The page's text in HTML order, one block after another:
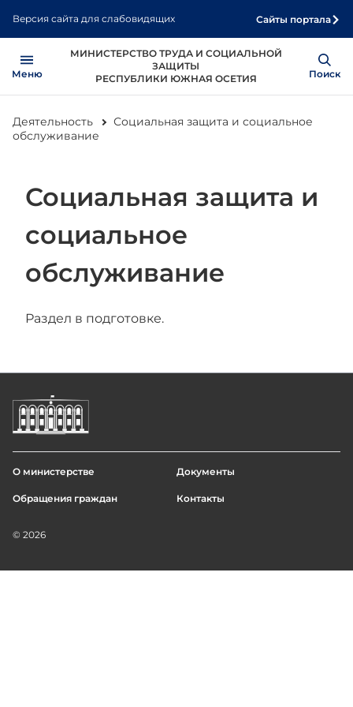
основному
содержанию
Версия сайта для слабовидящих Сайты портала
МИНИСТЕРСТВО ТРУДА И СОЦИАЛЬНОЙ
ЗАЩИТЫ
РЕСПУБЛИКИ ЮЖНАЯ ОСЕТИЯ
Меню
Show
Поиск
Деятельность
Социальная защита и социальное
обслуживание
Социальная защита и
социальное
обслуживание
Раздел в подготовке.
menu
О министерстве Документы
Обращения граждан Контакты
© 2026